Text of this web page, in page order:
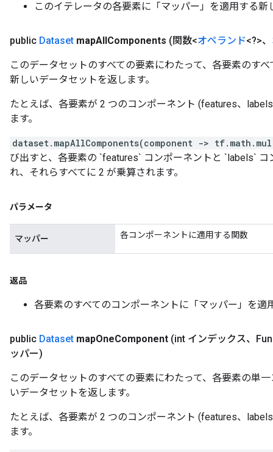
このイテレータの各要素に「マッパー」を適用する新
public Dataset mapAllComponents (関数<オペランド<?>、
このデータセットのすべての要素にわたって、各要素のす
新しいデータセットを返します。
たとえば、各要素が 2 つのコンポーネント (features、
ます。
dataset.mapAllComponents(component ->
び出すと、各要素の `features` コンポーネントと `labels`
れ、それらすべてに 2 が乗算されます。
パラメータ
マッパー 各コンポーネントに適用する関数
返品
各要素のすべてのコンポーネントに「マッパー」を適
public Dataset mapOneComponent (int インデックス、
ッパー)
このデータセットのすべての要素にわたって、各要素の単
いデータセットを返します。
たとえば、各要素が 2 つのコンポーネント (features、
ます。